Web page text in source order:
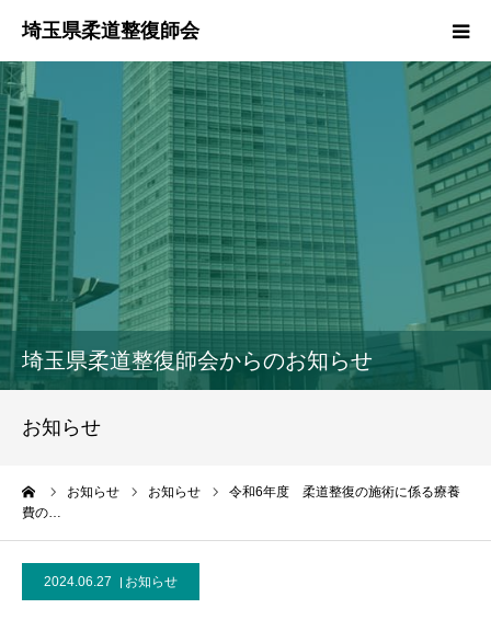
埼玉県柔道整復師会からのお知らせ
お知らせ
お知らせ お知らせ
令和6年度 柔道整復の施術に係る療養
費の…
2024.06.27 お知らせ
本会のご紹介
情報公開
柔道整復師とは
接骨院・整骨院検索